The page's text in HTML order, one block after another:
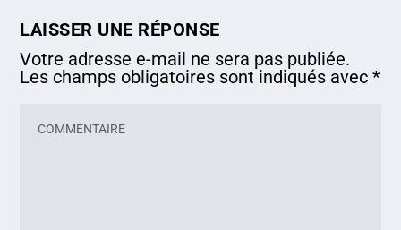
LAISSER UNE RÉPONSE
Votre adresse e-mail ne sera pas publiée.
Les champs obligatoires sont indiqués avec*